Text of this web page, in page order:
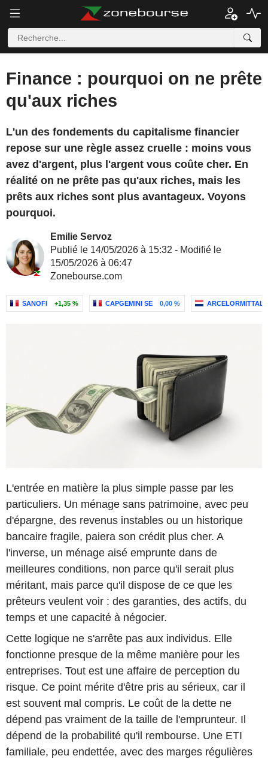
Finance : pourquoi on ne prête
qu'aux riches
L'un des fondements du capitalisme financier
repose sur une règle assez cruelle : moins vous
avez d'argent, plus l'argent vous coûte cher. En
réalité on ne prête pas qu'aux riches, mais les
prêts aux riches sont plus avantageux. Voyons
pourquoi.
Emilie Servoz
Publié le 14/05/2026 à 15:32 - Modifié le
15/05/2026 à 06:47
Zonebourse.com
SANOFI +1,35 % CAPGEMINI SE 0,00 % ARCELORMITTAL
L'entrée en matière la plus simple passe par les
particuliers. Un ménage sans patrimoine, avec peu
d'épargne, des revenus instables ou un historique
bancaire fragile, paiera son crédit plus cher. A
l'inverse, un ménage aisé emprunte dans de
meilleures conditions, non parce qu'il serait plus
méritant, mais parce qu'il dispose de ce que les
prêteurs veulent voir : des garanties, des actifs, du
temps et une capacité à négocier.
Cette logique ne s'arrête pas aux individus. Elle
fonctionne presque de la même manière pour les
entreprises. Tout est une affaire de perception du
risque. Ce point mérite d'être pris au sérieux, car il
est souvent mal compris. Le coût de la dette ne
dépend pas vraiment de la taille de l'emprunteur. Il
dépend de la probabilité qu'il rembourse. Une ETI
familiale, peu endettée, avec des marges régulières